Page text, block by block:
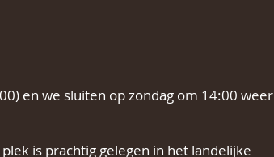
en we sluiten op zondag om 14:00 weer
is prachtig gelegen in het landelijke